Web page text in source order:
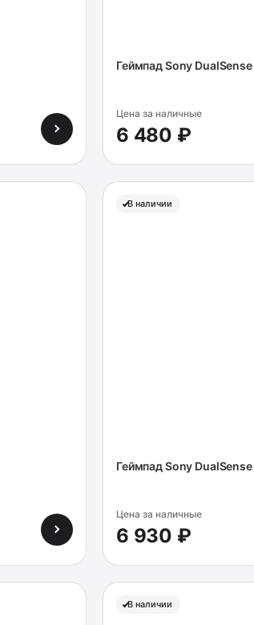
Геймпад Sony
Цена за наличные
6 480 ₽
В наличии
Геймпад Sony
Цена за наличные
6 930 ₽
В наличии